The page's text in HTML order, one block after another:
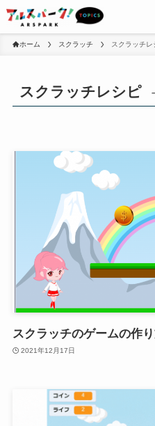
ホーム スクラッチ スクラッチレ
スクラッチレシピ
スクラッチのゲームの作
2021年12月17日